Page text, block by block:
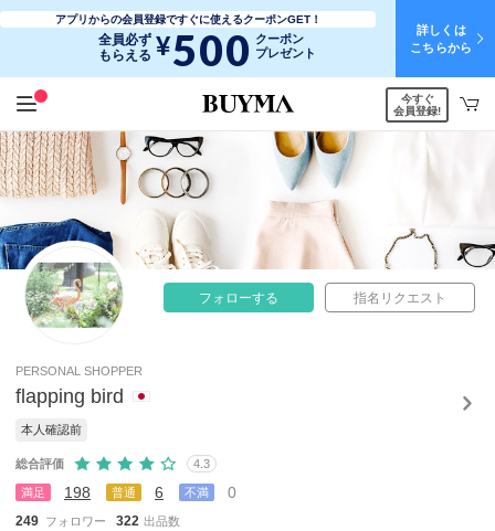
アプリからの会員登録ですぐに使えるクーポンGET！
全員必ず
もらえる ¥500 クーポン
プレゼント
詳しくは
こちらから
今すぐ
会員登録!
フォローする 指名リクエスト
PERSONAL SHOPPER
flapping bird
本人確認前
総合評価 4.3
満足 198 普通 6 不満 0
249 フォロワー 322 出品数